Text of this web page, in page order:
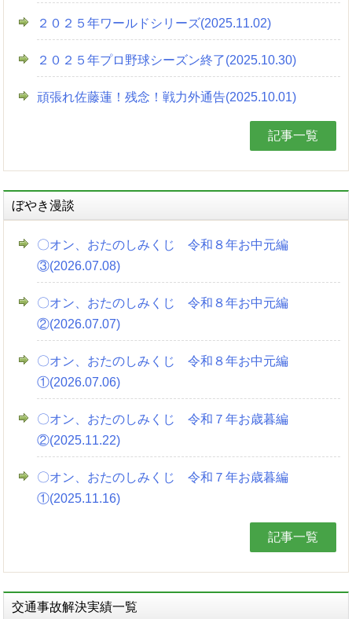
２０２５年ワールドシリーズ(2025.11.02)
２０２５年プロ野球シーズン終了(2025.10.30)
頑張れ佐藤蓮！残念！戦力外通告(2025.10.01)
記事一覧
ぼやき漫談
〇オン、おたのしみくじ 令和８年お中元編
③(2026.07.08)
〇オン、おたのしみくじ 令和８年お中元編
②(2026.07.07)
〇オン、おたのしみくじ 令和８年お中元編
①(2026.07.06)
〇オン、おたのしみくじ 令和７年お歳暮編
②(2025.11.22)
〇オン、おたのしみくじ 令和７年お歳暮編
①(2025.11.16)
記事一覧
交通事故解決実績一覧